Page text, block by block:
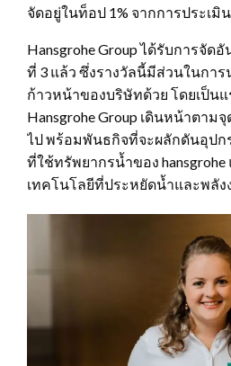
จัดอยู่ในท็อป 1% จากการประเมิ
Hansgrohe Group ได้รับการจัดอั
ที่ 3 แล้ว ซึ่งรางวัลนี้มีส่วนในกา
ก้าวหน้าของบริษัทด้วย โดยเป็น
Hansgrohe Group เดินหน้าตา
ไป พร้อมพันธกิจที่จะผลักดันอุป
ที่ใช้ทรัพยากรน้ำของ
เทคโนโลยีที่ประหยัดน้ำและพลัง